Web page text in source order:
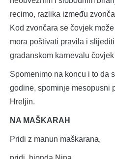
recimo, razlika između
Kod zvončara se čovjek
mora poštivati pravila i
građanskom karnevalu
Spomenimo na koncu i to da
godine, spominje mesopusni
Hreljin.
NA MAŠKARAH
Pridi z manun maškarana,